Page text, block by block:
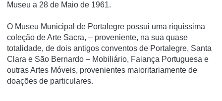
Museu a 28 de Maio de 1961.
O Museu Municipal de Portalegre possui uma riquíssima
coleção de Arte Sacra, – proveniente, na sua quase
totalidade, de dois antigos conventos de Portalegre, Santa
Clara e São Bernardo – Mobiliário, Faiança Portuguesa e
outras Artes Móveis, provenientes maioritariamente de
doações de particulares.